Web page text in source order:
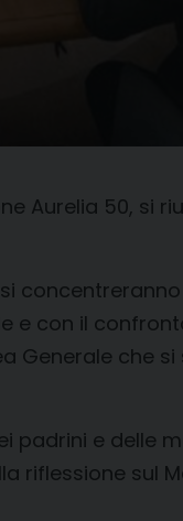
Aurelia 50, si
con il
Generale che
padrini e delle
riflessione sul